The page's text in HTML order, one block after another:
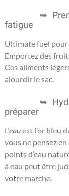
fatigue
Ultimate fuel pour
Emportez des
Ces aliments
alourdir le sac.
préparer
L’eauest l’or bleu
vous ne pensez
points d’eau
à eau peut être
votre marche.